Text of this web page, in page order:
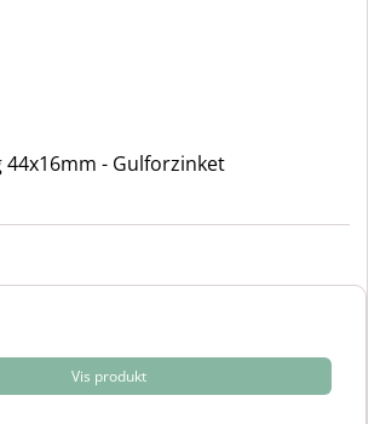
- Gulforzinket
Vis produkt